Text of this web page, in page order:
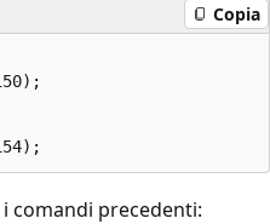
Copia
comandi precedenti: